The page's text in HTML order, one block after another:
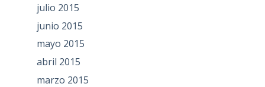
julio 2015
junio 2015
mayo 2015
abril 2015
marzo 2015